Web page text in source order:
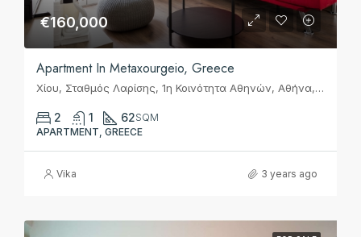
€160,000
Apartment In Metaxourgeio, Greece
Χίου, Σταθμός Λαρίσης, 1η Κοινότητα Αθηνών, Αθήνα, Δήμος Αθηναίων, Περιφερειακή Ενότητα Κεντρικού Τομέα Αθηνών, Περιφέρεια Αττικής, Αποκεντρωμένη Διοίκηση Αττικής, 104 38, Ελλάς
2 1 62SQM
APARTMENT, GREECE
Vika 3 years ago